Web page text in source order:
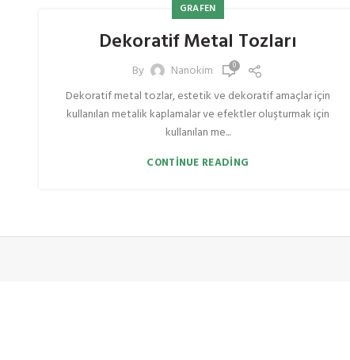
GRAFEN
Dekoratif Metal Tozları
By Nanokim 0
Dekoratif metal tozlar, estetik ve dekoratif amaçlar için
kullanılan metalik kaplamalar ve efektler oluşturmak için
kullanılan me...
CONTINUE READING